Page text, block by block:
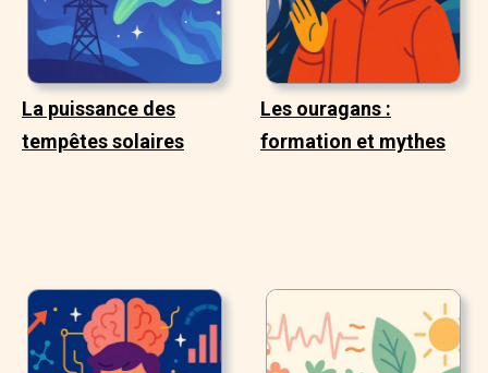
La puissance des
tempêtes solaires
Les ouragans :
formation et mythes